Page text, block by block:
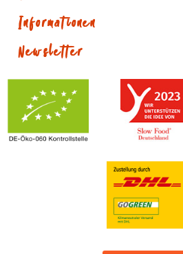
Informationen
Newsletter